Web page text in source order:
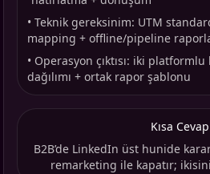
• Teknik gereksinim: UTM
mapping + offline/pipeline
• Operasyon çıktısı: iki
dağılımı + ortak rapor şablonu
Kısa Cevap
B2B’de LinkedIn üst hunide
remarketing ile kapatır;